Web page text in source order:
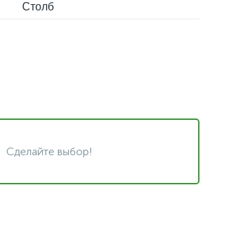
Столб
Сделайте выбор!